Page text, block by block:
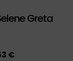
Greta
€